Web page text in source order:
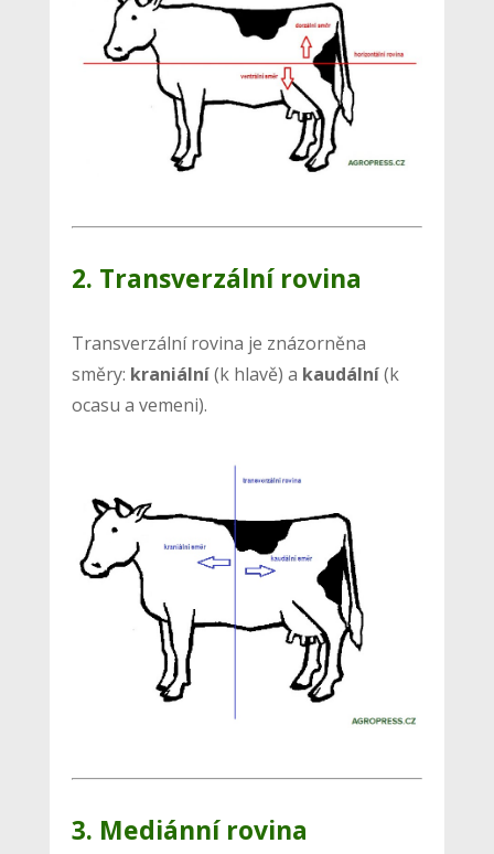
2. Transverzální rovina
Transverzální rovina je znázorněna
směry: kraniální(k hlavě) a kaudální(k
ocasu a vemeni).
3. Mediánní rovina